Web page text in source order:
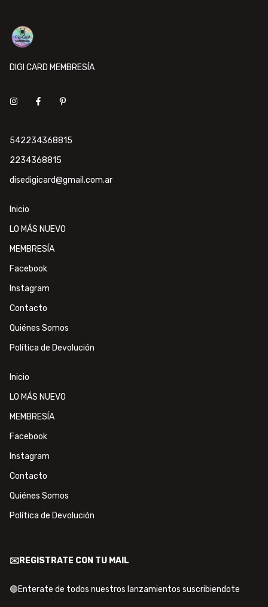
DIGI CARD MEMBRESÍA
542234368815
2234368815
disedigicard@gmail.com.ar
Inicio
LO MÁS NUEVO
MEMBRESÍA
Facebook
Instagram
Contacto
Quiénes Somos
Política de Devolución
Inicio
LO MÁS NUEVO
MEMBRESÍA
Facebook
Instagram
Contacto
Quiénes Somos
Política de Devolución
✉️REGISTRATE CON TU MAIL
🟢Enterate de todos nuestros lanzamientos suscribiendote